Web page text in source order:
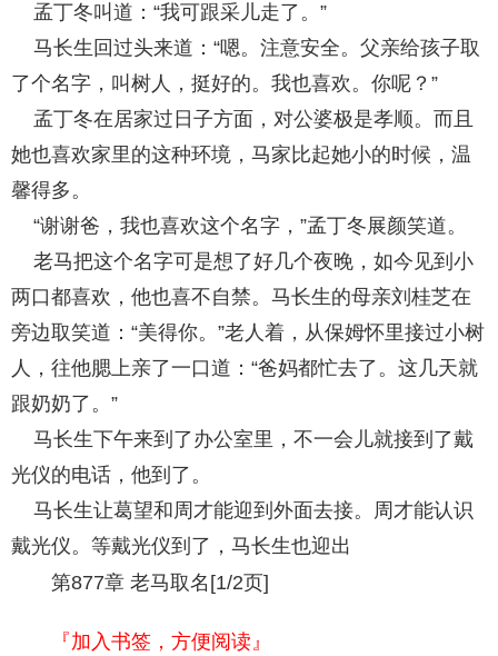
孟丁冬叫道：“我可跟采儿走了。”
马长生回过头来道：“嗯。注意安全。父亲给孩子取
了个名字，叫树人，挺好的。我也喜欢。你呢？”
孟丁冬在居家过日子方面，对公婆极是孝顺。而且
她也喜欢家里的这种环境，马家比起她小的时候，温
馨得多。
“谢谢爸，我也喜欢这个名字，”孟丁冬展颜笑道。
老马把这个名字可是想了好几个夜晚，如今见到小
两口都喜欢，他也喜不自禁。马长生的母亲刘桂芝在
旁边取笑道：“美得你。”老人着，从保姆怀里接过小树
人，往他腮上亲了一口道：“爸妈都忙去了。这几天就
跟奶奶了。”
马长生下午来到了办公室里，不一会儿就接到了戴
光仪的电话，他到了。
马长生让葛望和周才能迎到外面去接。周才能认识
戴光仪。等戴光仪到了，马长生也迎出
第877章 老马取名[1/2页]
『加入书签，方便阅读』